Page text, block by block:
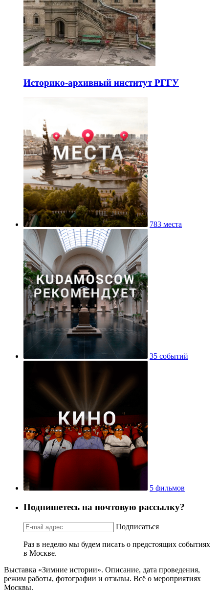
Историко-архивный институт РГГУ
783 места
35 событий
5 фильмов
Подпишетесь на почтовую рассылку?
Подписаться
Раз в неделю мы будем писать о предстоящих событиях
в Москве.
Выставка «Зимние истории». Описание, дата проведения,
режим работы, фотографии и отзывы. Всё о мероприятиях
Москвы.